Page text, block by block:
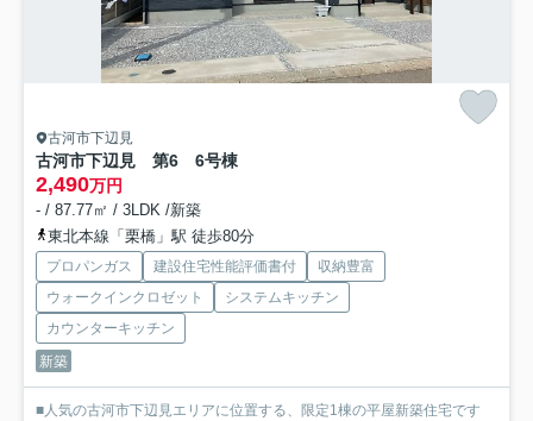
古河市下辺見
古河市下辺見 第6 6号棟
2,490万円
- / 87.77㎡ / 3LDK /新築
東北本線「栗橋」駅 徒歩80分
プロパンガス 建設住宅性能評価書付
収納豊富
ウォークインクロゼット
システムキッチン
カウンターキッチン
新築
■人気の古河市下辺見エリアに位置する、限定1棟の平屋新築住宅です